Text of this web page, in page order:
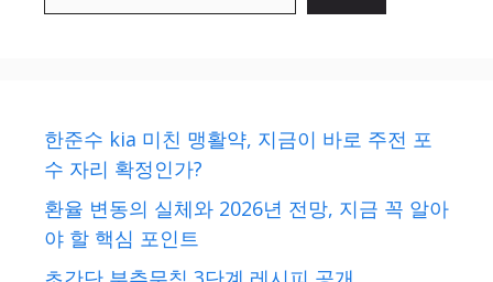
한준수 kia 미친 맹활약, 지금이 바로 주전 포
수 자리 확정인가?
환율 변동의 실체와 2026년 전망, 지금 꼭 알아
야 할 핵심 포인트